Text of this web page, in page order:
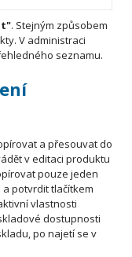
. Stejným způsobem
V administraci
seznamu.
a přesouvat do
v editaci produktu
pouze jeden
potvrdit tlačítkem
vlastnosti
dostupnosti
po najetí se v